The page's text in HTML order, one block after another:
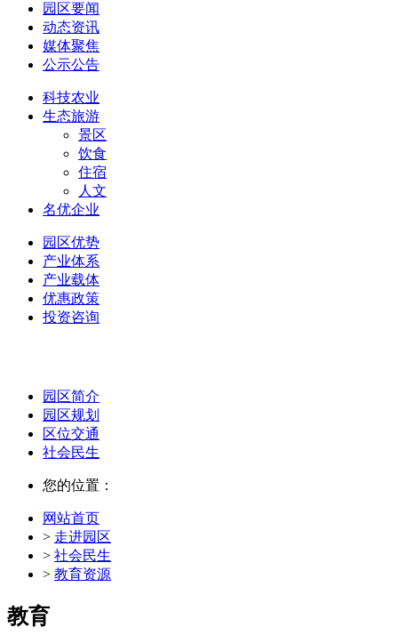
园区要闻
动态资讯
媒体聚焦
公示公告
科技农业
生态旅游
景区
饮食
住宿
人文
名优企业
园区优势
产业体系
产业载体
优惠政策
投资咨询
园区简介
园区规划
区位交通
社会民生
您的位置：
网站首页
> 走进园区
> 社会民生
> 教育资源
教育